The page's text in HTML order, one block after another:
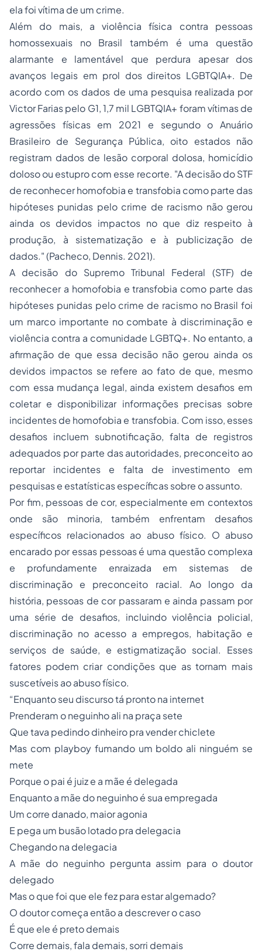
ela foi vítima de um crime.
Além do mais, a violência física contra pessoas
homossexuais no Brasil também é uma questão
alarmante e lamentável que perdura apesar dos
avanços legais em prol dos direitos LGBTQIA+. De
acordo com os dados de uma pesquisa realizada por
Victor Farias pelo G1, 1,7 mil LGBTQIA+ foram vítimas de
agressões físicas em 2021 e segundo o Anuário
Brasileiro de Segurança Pública, oito estados não
registram dados de lesão corporal dolosa, homicídio
doloso ou estupro com esse recorte. "A decisão do STF
de reconhecer homofobia e transfobia como parte das
hipóteses punidas pelo crime de racismo não gerou
ainda os devidos impactos no que diz respeito à
produção, à sistematização e à publicização de
dados." (Pacheco, Dennis. 2021).
A decisão do Supremo Tribunal Federal (STF) de
reconhecer a homofobia e transfobia como parte das
hipóteses punidas pelo crime de racismo no Brasil foi
um marco importante no combate à discriminação e
violência contra a comunidade LGBTQ+. No entanto, a
afirmação de que essa decisão não gerou ainda os
devidos impactos se refere ao fato de que, mesmo
com essa mudança legal, ainda existem desafios em
coletar e disponibilizar informações precisas sobre
incidentes de homofobia e transfobia. Com isso, esses
desafios incluem subnotificação, falta de registros
adequados por parte das autoridades, preconceito ao
reportar incidentes e falta de investimento em
pesquisas e estatísticas específicas sobre o assunto.
Por fim, pessoas de cor, especialmente em contextos
onde são minoria, também enfrentam desafios
específicos relacionados ao abuso físico. O abuso
encarado por essas pessoas é uma questão complexa
e profundamente enraizada em sistemas de
discriminação e preconceito racial. Ao longo da
história, pessoas de cor passaram e ainda passam por
uma série de desafios, incluindo violência policial,
discriminação no acesso a empregos, habitação e
serviços de saúde, e estigmatização social. Esses
fatores podem criar condições que as tornam mais
suscetíveis ao abuso físico.
“Enquanto seu discurso tá pronto na internet
Prenderam o neguinho ali na praça sete
Que tava pedindo dinheiro pra vender chiclete
Mas com playboy fumando um boldo ali ninguém se
mete
Porque o pai é juiz e a mãe é delegada
Enquanto a mãe do neguinho é sua empregada
Um corre danado, maior agonia
E pega um busão lotado pra delegacia
Chegando na delegacia
A mãe do neguinho pergunta assim para o doutor
delegado
Mas o que foi que ele fez para estar algemado?
O doutor começa então a descrever o caso
É que ele é preto demais
Corre demais, fala demais, sorri demais